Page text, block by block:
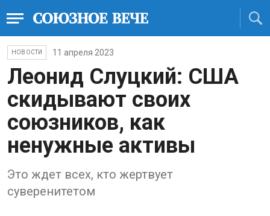
НОВОСТИ 11 апреля 2023
Леонид Слуцкий: США
скидывают своих
союзников, как
ненужные активы
Это ждет всех, кто жертвует
суверенитетом